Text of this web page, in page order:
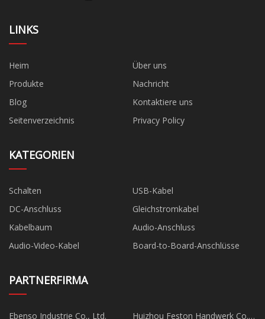
LINKS
Heim
Über uns
Produkte
Nachricht
Blog
Kontaktiere uns
Seitenverzeichnis
Privacy Policy
KATEGORIEN
Schalten
USB-Kabel
DC-Anschluss
Gleichstromkabel
Kabelbaum
Audio-Anschluss
Audio-Video-Kabel
Board-to-Board-Anschlüsse
PARTNERFIRMA
Ebenso Industrie Co., Ltd. Huizhou Feston Handwerk Co.,